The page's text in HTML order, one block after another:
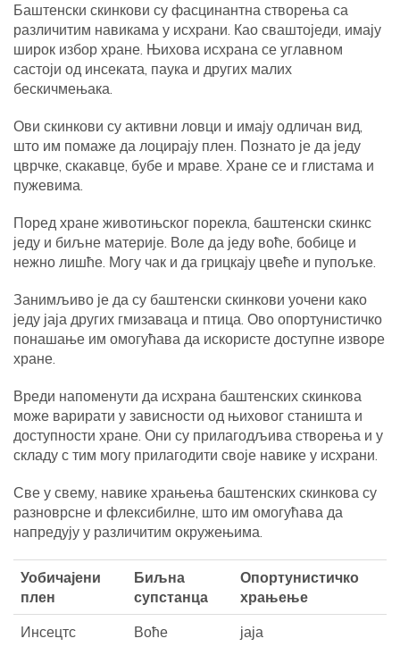
Баштенски скинкови су фасцинантна створења са
различитим навикама у исхрани. Као сваштоједи, имају
широк избор хране. Њихова исхрана се углавном
састоји од инсеката, паука и других малих
бескичмењака.
Ови скинкови су активни ловци и имају одличан вид,
што им помаже да лоцирају плен. Познато је да једу
цврчке, скакавце, бубе и мраве. Хране се и глистама и
пужевима.
Поред хране животињског порекла, баштенски скинкс
једу и биљне материје. Воле да једу воће, бобице и
нежно лишће. Могу чак и да грицкају цвеће и пупољке.
Занимљиво је да су баштенски скинкови уочени како
једу јаја других гмизаваца и птица. Ово опортунистичко
понашање им омогућава да искористе доступне изворе
хране.
Вреди напоменути да исхрана баштенских скинкова
може варирати у зависности од њиховог станишта и
доступности хране. Они су прилагодљива створења и у
складу с тим могу прилагодити своје навике у исхрани.
Све у свему, навике храњења баштенских скинкова су
разноврсне и флексибилне, што им омогућава да
напредују у различитим окружењима.
Уобичајени
плен
Биљна
супстанца
Опортунистичко
храњење
Инсецтс
Воће
јаја